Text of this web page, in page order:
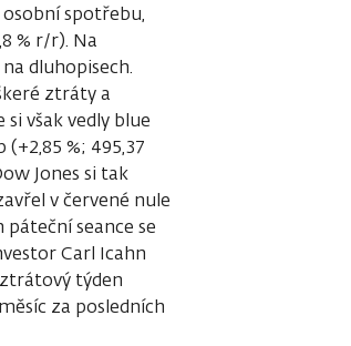
spotřebu,
% r/r). Na
dluhopisech.
ztráty a
si však vedly blue
%; 495,37
Jones si tak
v červené nule
seance se
Carl Icahn
týden
za posledních